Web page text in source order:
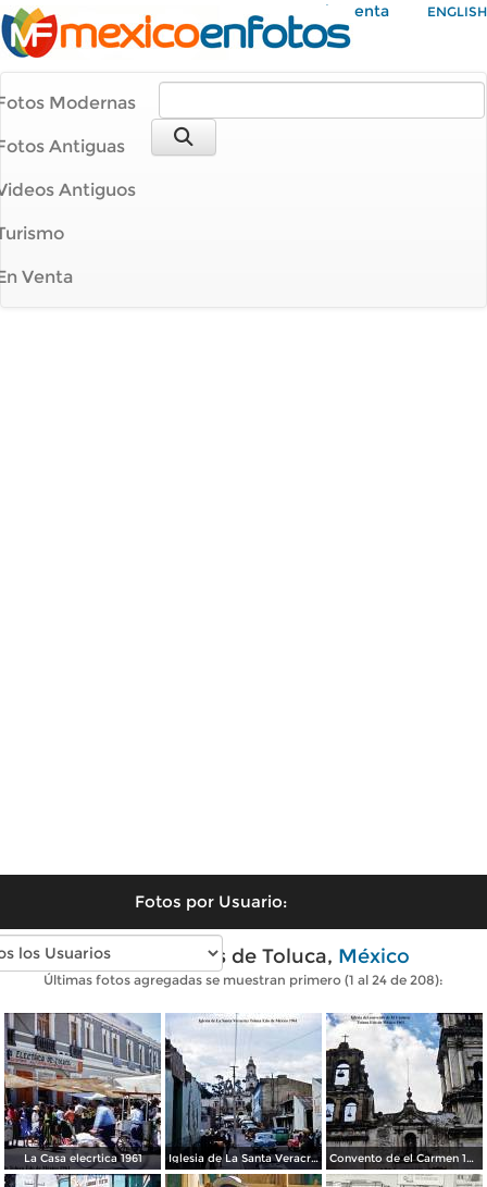
Mi Cuenta ENGLISH
Modernas
Antiguas
Antiguos
Venta
Fotos por Usuario:
Fotos antiguas de Toluca, México
Últimas fotos agregadas se muestran primero (1 al 24 de 208):
La Casa elecrtica 1961 Iglesia de La Santa Veracruz 1961 Convento de el Carmen 1961.